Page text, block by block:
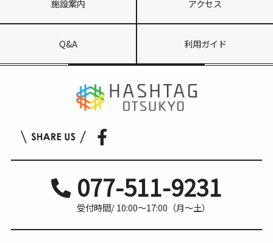
施設案内 アクセス
Q&A 利用ガイド
077-511-9231
受付時間/ 10:00〜17:00（月〜土）